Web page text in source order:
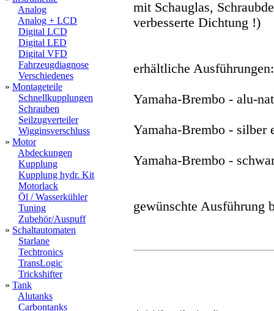
Analog
Analog + LCD
Digital LCD
Digital LED
Digital VFD
Fahrzeugdiagnose
Verschiedenes
» Montageteile
Schnellkupplungen
Schrauben
Seilzugverteiler
Wigginsverschluss
» Motor
Abdeckungen
Kupplung
Kupplung hydr. Kit
Motorlack
Öl / Wasserkühler
Tuning
Zubehör/Auspuff
» Schaltautomaten
Starlane
Techtronics
TransLogic
Trickshifter
» Tank
Alutanks
Carbontanks
mit Schauglas,
verbesserte Dichtung !)
erhältliche Ausführungen:
Yamaha-Brembo - alu-
Yamaha-Brembo - silber
Yamaha-Brembo -
gewünschte Ausführung